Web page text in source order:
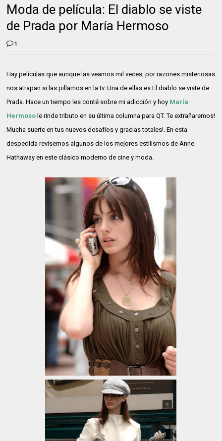
Moda de película: El diablo se viste
de Prada por María Hermoso
1
Hay películas que aunque las veamos mil veces, por razones misteriosas
nos atrapan si las pillamos en la tv. Una de ellas es El diablo se viste de
Prada. Hace un tiempo les conté sobre mi adicción y hoy María
Hermoso le rinde tributo en su última columna para QT. Te extrañaremos!
Mucha suerte en tus nuevos desafíos y gracias totales!. En esta
despedida revisemos algunos de los mejores estilismos de Anne
Hathaway en este clásico moderno de cine y moda.